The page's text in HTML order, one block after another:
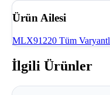
Ürün Ailesi
MLX91220 Tüm
İlgili Ürünler